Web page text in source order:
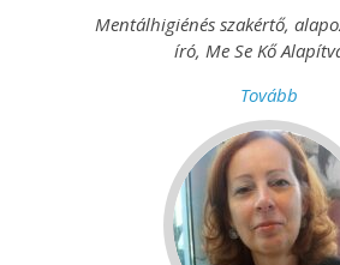
Mentálhigiénés szakértő,
író, Me Se Kő
Tovább